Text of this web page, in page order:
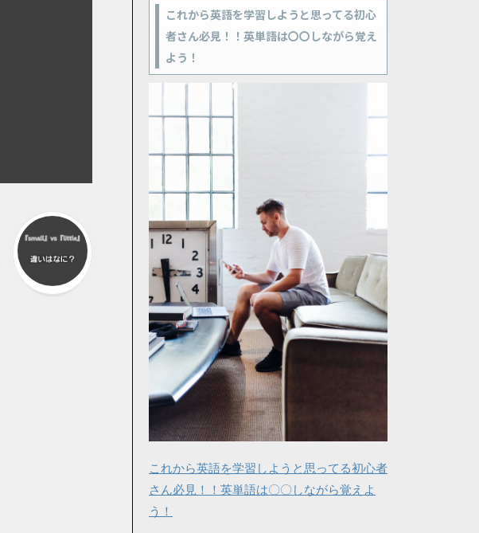
これから英語を学習しようと思ってる初心
者さん必見！！英単語は〇〇しながら覚え
よう！
これから英語を学習しようと思ってる初心者
さん必見！！英単語は〇〇しながら覚えよ
う！